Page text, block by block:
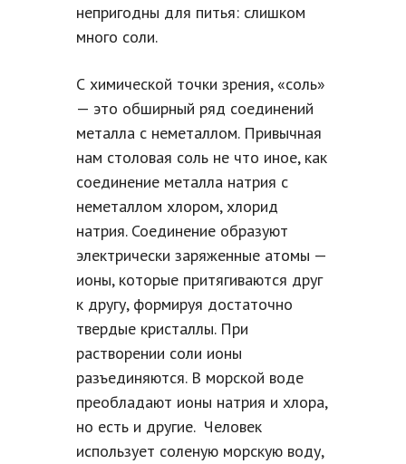
непригодны для питья: слишком
много соли.
С химической точки зрения, «соль»
— это обширный ряд соединений
металла с неметаллом. Привычная
нам столовая соль не что иное, как
соединение металла натрия с
неметаллом хлором, хлорид
натрия. Соединение образуют
электрически заряженные атомы —
ионы, которые притягиваются друг
к другу, формируя достаточно
твердые кристаллы. При
растворении соли ионы
разъединяются. В морской воде
преобладают ионы натрия и хлора,
но есть и другие. Человек
использует соленую морскую воду,